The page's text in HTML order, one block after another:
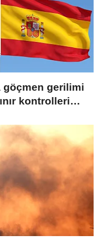
göçmen gerilimi
kontrolleri